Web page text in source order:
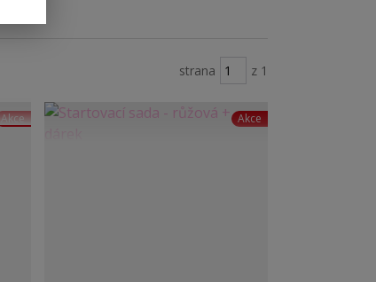
strana z 1
Akce Akce